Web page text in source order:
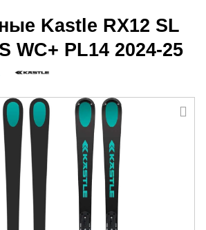
Kastle RX12 SL
WC+ PL14 2024-25